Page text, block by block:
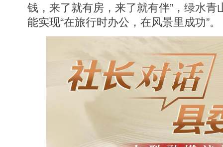
钱，来了就有房，来了就有伴”，绿水
能实现“在旅行时办公，在风景里成功”。